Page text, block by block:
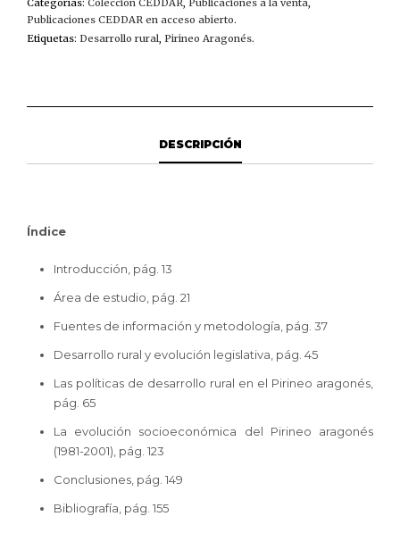
EXPERIENCIA
DE
Publicaciones CEDDAR en acceso abierto.
Etiquetas: Desarrollo rural Pirineo Aragonés.
DESCRIPCIÓN
Índice
Introducción, pág. 13
Área de estudio, pág. 21
Fuentes de información y metodología, pág. 37
Desarrollo rural y evolución legislativa, pág. 45
Las políticas de desarrollo rural en el Pirineo aragonés,
pág. 65
La evolución socioeconómica del Pirineo aragonés
(1981-2001), pág. 123
Conclusiones, pág. 149
Bibliografía, pág. 155